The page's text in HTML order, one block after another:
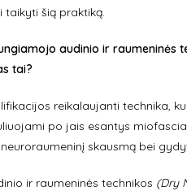
taikyti šią praktiką.
audinio ir raumeninės
tai?
reikalaujanti technika,
po jais esantys
skausmą bei
ir raumeninės technikos (Dry